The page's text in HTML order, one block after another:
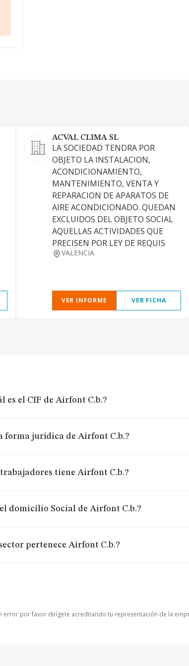
ACVAL CLIMA SL
LA SOCIEDAD TENDRA POR
OBJETO LA INSTALACION,
ACONDICIONAMIENTO,
MANTENIMIENTO, VENTA Y
REPARACION DE APARATOS DE
AIRE ACONDICIONADO. QUEDAN
EXCLUIDOS DEL OBJETO SOCIAL
AQUELLAS ACTIVIDADES QUE
PRECISEN POR LEY DE REQUIS
VALENCIA
VER INFORME VER FICHA
es el CIF de Airfont C.b.?
forma jurídica de Airfont C.b.?
tiene Airfont C.b.?
domicilio Social de Airfont C.b.?
pertenece Airfont C.b.?
error por favor dirígete acreditando tu representación de la